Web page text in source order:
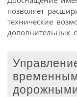
позволяет
технические
дополнительных